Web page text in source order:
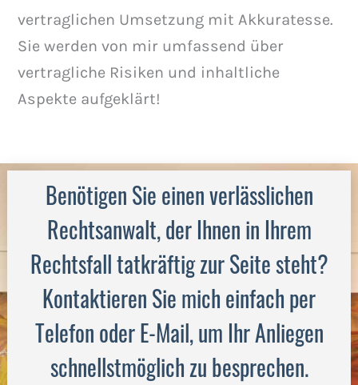
vertraglichen Umsetzung mit Akkuratesse.
Sie werden von mir umfassend über
vertragliche Risiken und inhaltliche
Aspekte aufgeklärt!
Benötigen Sie einen verlässlichen
Rechtsanwalt, der Ihnen in Ihrem
Rechtsfall tatkräftig zur Seite steht?
Kontaktieren Sie mich einfach per
Telefon oder E-Mail, um Ihr Anliegen
schnellstmöglich zu besprechen.